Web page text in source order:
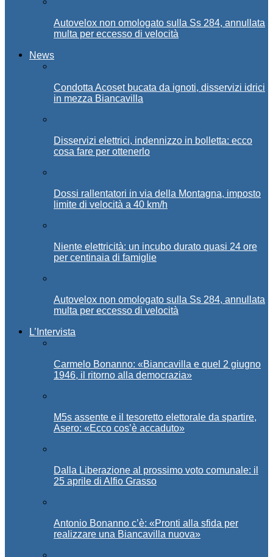
Autovelox non omologato sulla Ss 284, annullata
multa per eccesso di velocità
News
Condotta Acoset bucata da ignoti, disservizi idrici
in mezza Biancavilla
Disservizi elettrici, indennizzo in bolletta: ecco
cosa fare per ottenerlo
Dossi rallentatori in via della Montagna, imposto
limite di velocità a 40 km/h
Niente elettricità: un incubo durato quasi 24 ore
per centinaia di famiglie
Autovelox non omologato sulla Ss 284, annullata
multa per eccesso di velocità
L’Intervista
Carmelo Bonanno: «Biancavilla e quel 2 giugno
1946, il ritorno alla democrazia»
M5s assente e il tesoretto elettorale da spartire,
Asero: «Ecco cos’è accaduto»
Dalla Liberazione al prossimo voto comunale: il
25 aprile di Alfio Grasso
Antonio Bonanno c’è: «Pronti alla sfida per
realizzare una Biancavilla nuova»